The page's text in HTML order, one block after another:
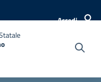
Accedi